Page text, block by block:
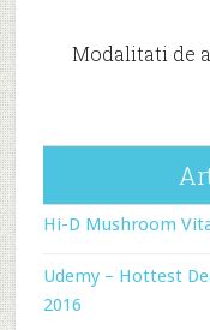
Modalitati de
Hi-D Mushroom
Udemy – Hottest
2016